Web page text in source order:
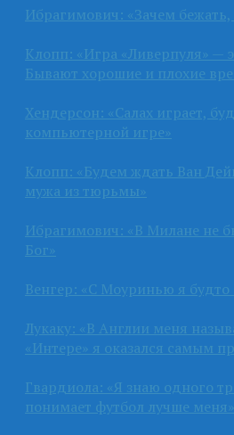
Ибрагимович: «Зачем
Клопп: «Игра «Ливерпуля» —
Бывают хорошие и плохие
Хендерсон: «Салах играет,
компьютерной игре»
Клопп: «Будем ждать Ван
мужа из тюрьмы»
Ибрагимович: «В Милане не
Бог»
Венгер: «С Моуринью я будто
Лукаку: «В Англии меня
«Интере» я оказался самым
Гвардиола: «Я знаю одного
понимает футбол лучше меня»